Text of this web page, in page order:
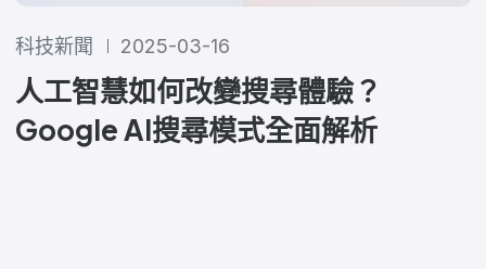
科技新聞 2025-03-16
人工智慧如何改變搜尋體驗？
Google AI搜尋模式全面解析